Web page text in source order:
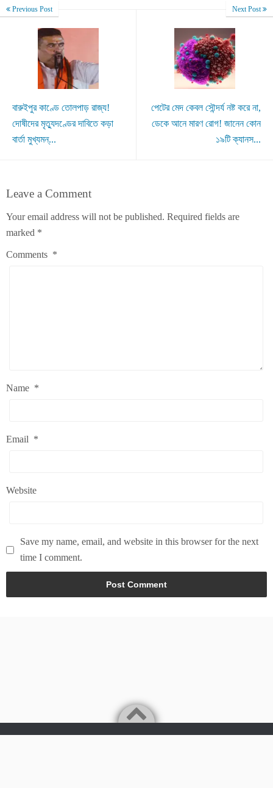
Previous Post
বারুইপুর কাণ্ডে তোলপাড় রাজ্য!
দোষীদের মৃত্যুদণ্ডের দাবিতে কড়া
বার্তা মুখ্যমন্...
Next Post
পেটের মেদ কেবল সৌন্দর্য নষ্ট করে না,
ডেকে আনে মারণ রোগ! জানেন কোন
১৯টি ক্যানস...
Leave a Comment
Your email address will not be published. Required fields are
marked *
Comments *
Name *
Email *
Website
Save my name, email, and website in this browser for the next
time I comment.